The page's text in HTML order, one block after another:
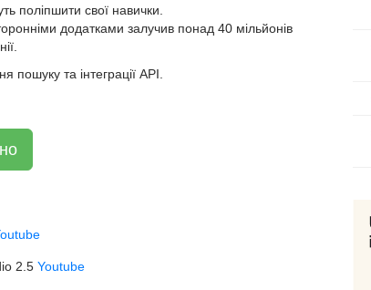
поліпшити свої навички.
додатками залучив понад 40 мільйонів
та інтеграції API.
2.5 Youtube